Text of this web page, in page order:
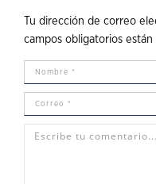
Tu dirección de correo
campos obligatorios están